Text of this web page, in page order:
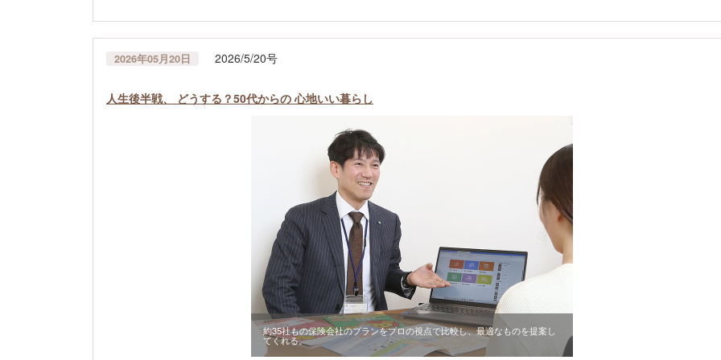
2026年05月20日 2026/5/20号
人生後半戦、 どうする？50代からの 心地いい暮らし
約35社もの保険会社のプランをプロの視点で比較し、最適なものを提案し
てくれる。